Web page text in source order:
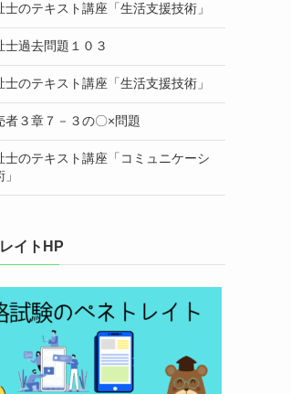
士のテキスト講座「生活支援技術」
士過去問題１０３
士のテキスト講座「生活支援技術」
者３章７－３の〇×問題
士のテキスト講座「コミュニケーシ
イトHP